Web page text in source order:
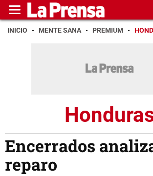
INICIO MENTE SANA PREMIUM
Encerrados
reparo